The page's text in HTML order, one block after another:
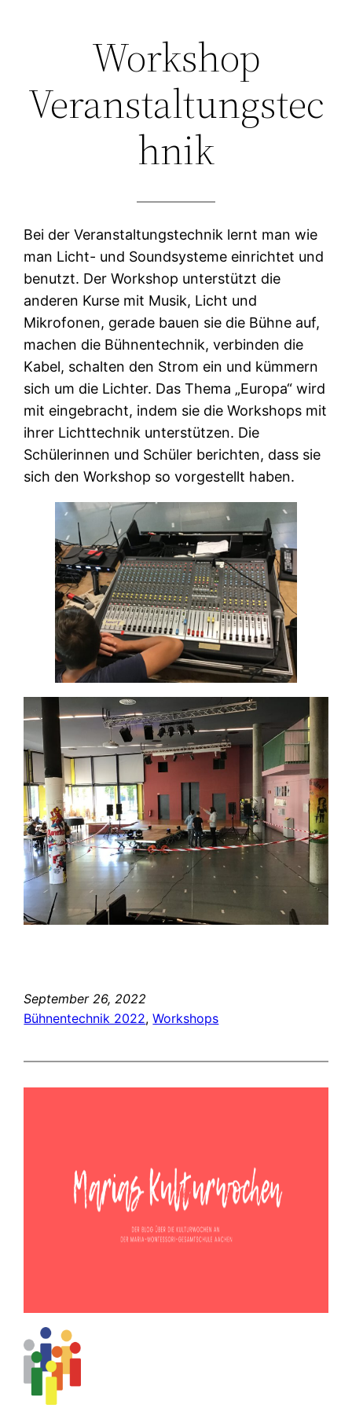
Workshop
Veranstaltungstec
hnik
Bei der Veranstaltungstechnik lernt man wie
man Licht- und Soundsysteme einrichtet und
benutzt. Der Workshop unterstützt die
anderen Kurse mit Musik, Licht und
Mikrofonen, gerade bauen sie die Bühne auf,
machen die Bühnentechnik, verbinden die
Kabel, schalten den Strom ein und kümmern
sich um die Lichter. Das Thema „Europa“ wird
mit eingebracht, indem sie die Workshops mit
ihrer Lichttechnik unterstützen. Die
Schülerinnen und Schüler berichten, dass sie
sich den Workshop so vorgestellt haben.
September 26, 2022
Bühnentechnik 2022, Workshops